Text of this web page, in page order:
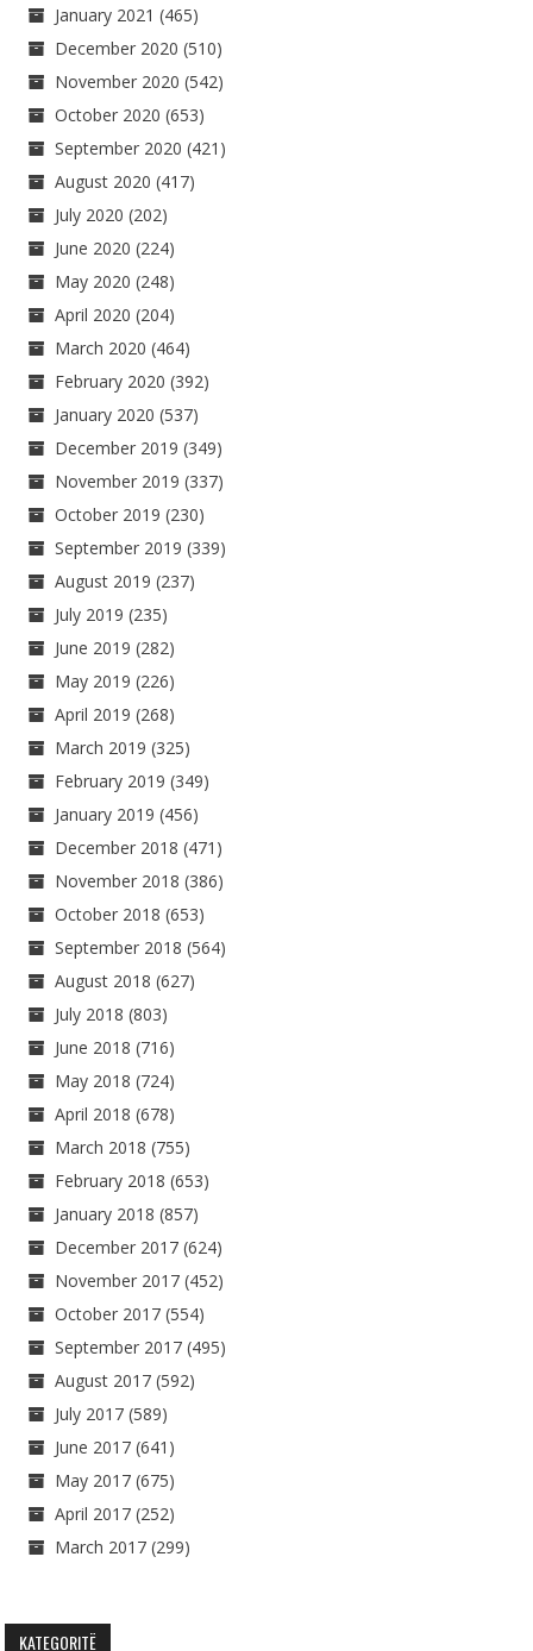
January 2021 (465)
December 2020 (510)
November 2020 (542)
October 2020 (653)
September 2020 (421)
August 2020 (417)
July 2020 (202)
June 2020 (224)
May 2020 (248)
April 2020 (204)
March 2020 (464)
February 2020 (392)
January 2020 (537)
December 2019 (349)
November 2019 (337)
October 2019 (230)
September 2019 (339)
August 2019 (237)
July 2019 (235)
June 2019 (282)
May 2019 (226)
April 2019 (268)
March 2019 (325)
February 2019 (349)
January 2019 (456)
December 2018 (471)
November 2018 (386)
October 2018 (653)
September 2018 (564)
August 2018 (627)
July 2018 (803)
June 2018 (716)
May 2018 (724)
April 2018 (678)
March 2018 (755)
February 2018 (653)
January 2018 (857)
December 2017 (624)
November 2017 (452)
October 2017 (554)
September 2017 (495)
August 2017 (592)
July 2017 (589)
June 2017 (641)
May 2017 (675)
April 2017 (252)
March 2017 (299)
KATEGORITË